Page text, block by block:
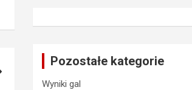
Pozostałe kategorie
Wyniki gal